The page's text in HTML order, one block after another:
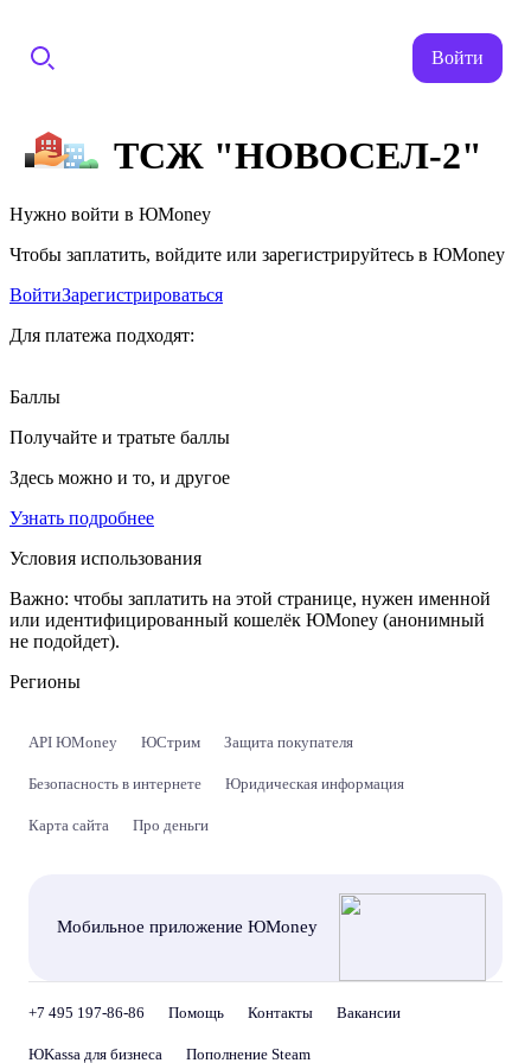
Войти
ТСЖ "НОВОСЕЛ-2"
Нужно войти в ЮMoney
Чтобы заплатить, войдите или зарегистрируйтесь в ЮMoney
ВойтиЗарегистрироваться
Для платежа подходят:
Баллы
Получайте и тратьте баллы
Здесь можно и то, и другое
Узнать подробнее
Условия использования
Важно: чтобы заплатить на этой странице, нужен именной
или идентифицированный кошелёк ЮMoney (анонимный
не подойдет).
Регионы
API ЮMoney ЮСтрим Защита покупателя
Безопасность в интернете Юридическая информация
Карта сайта Про деньги
Мобильное приложение ЮMoney
+7 495 197-86-86 Помощь Контакты Вакансии
ЮKassa для бизнеса Пополнение Steam